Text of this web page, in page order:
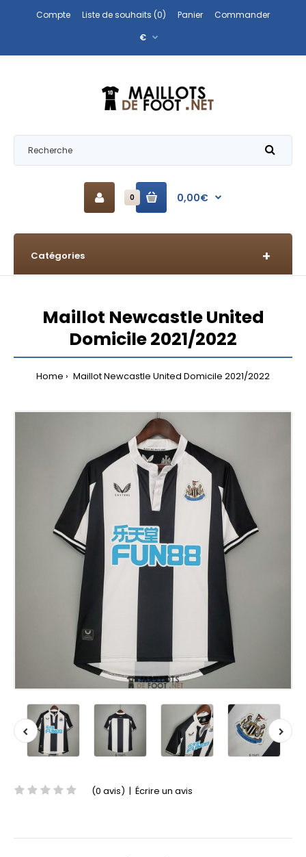
Compte Liste de souhaits (0) Panier
Commander
€
0 0,00€
Catégories
Maillot Newcastle United
Domicile 2021/2022
Home Maillot Newcastle United Domicile 2021/2022
(0 avis) | Écrire un avis